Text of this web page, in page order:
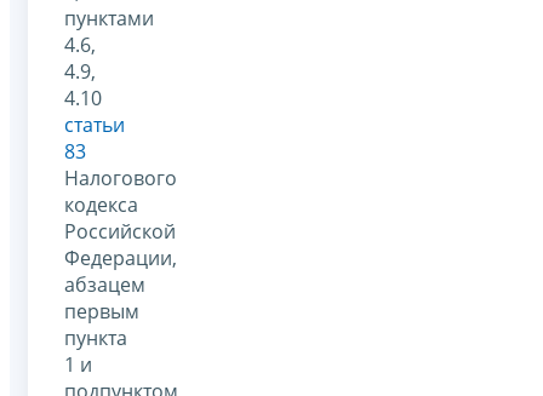
пунктами
4.6,
4.9,
4.10
статьи
83
Налогового
кодекса
Российской
Федерации,
абзацем
первым
пункта
1 и
подпунктом